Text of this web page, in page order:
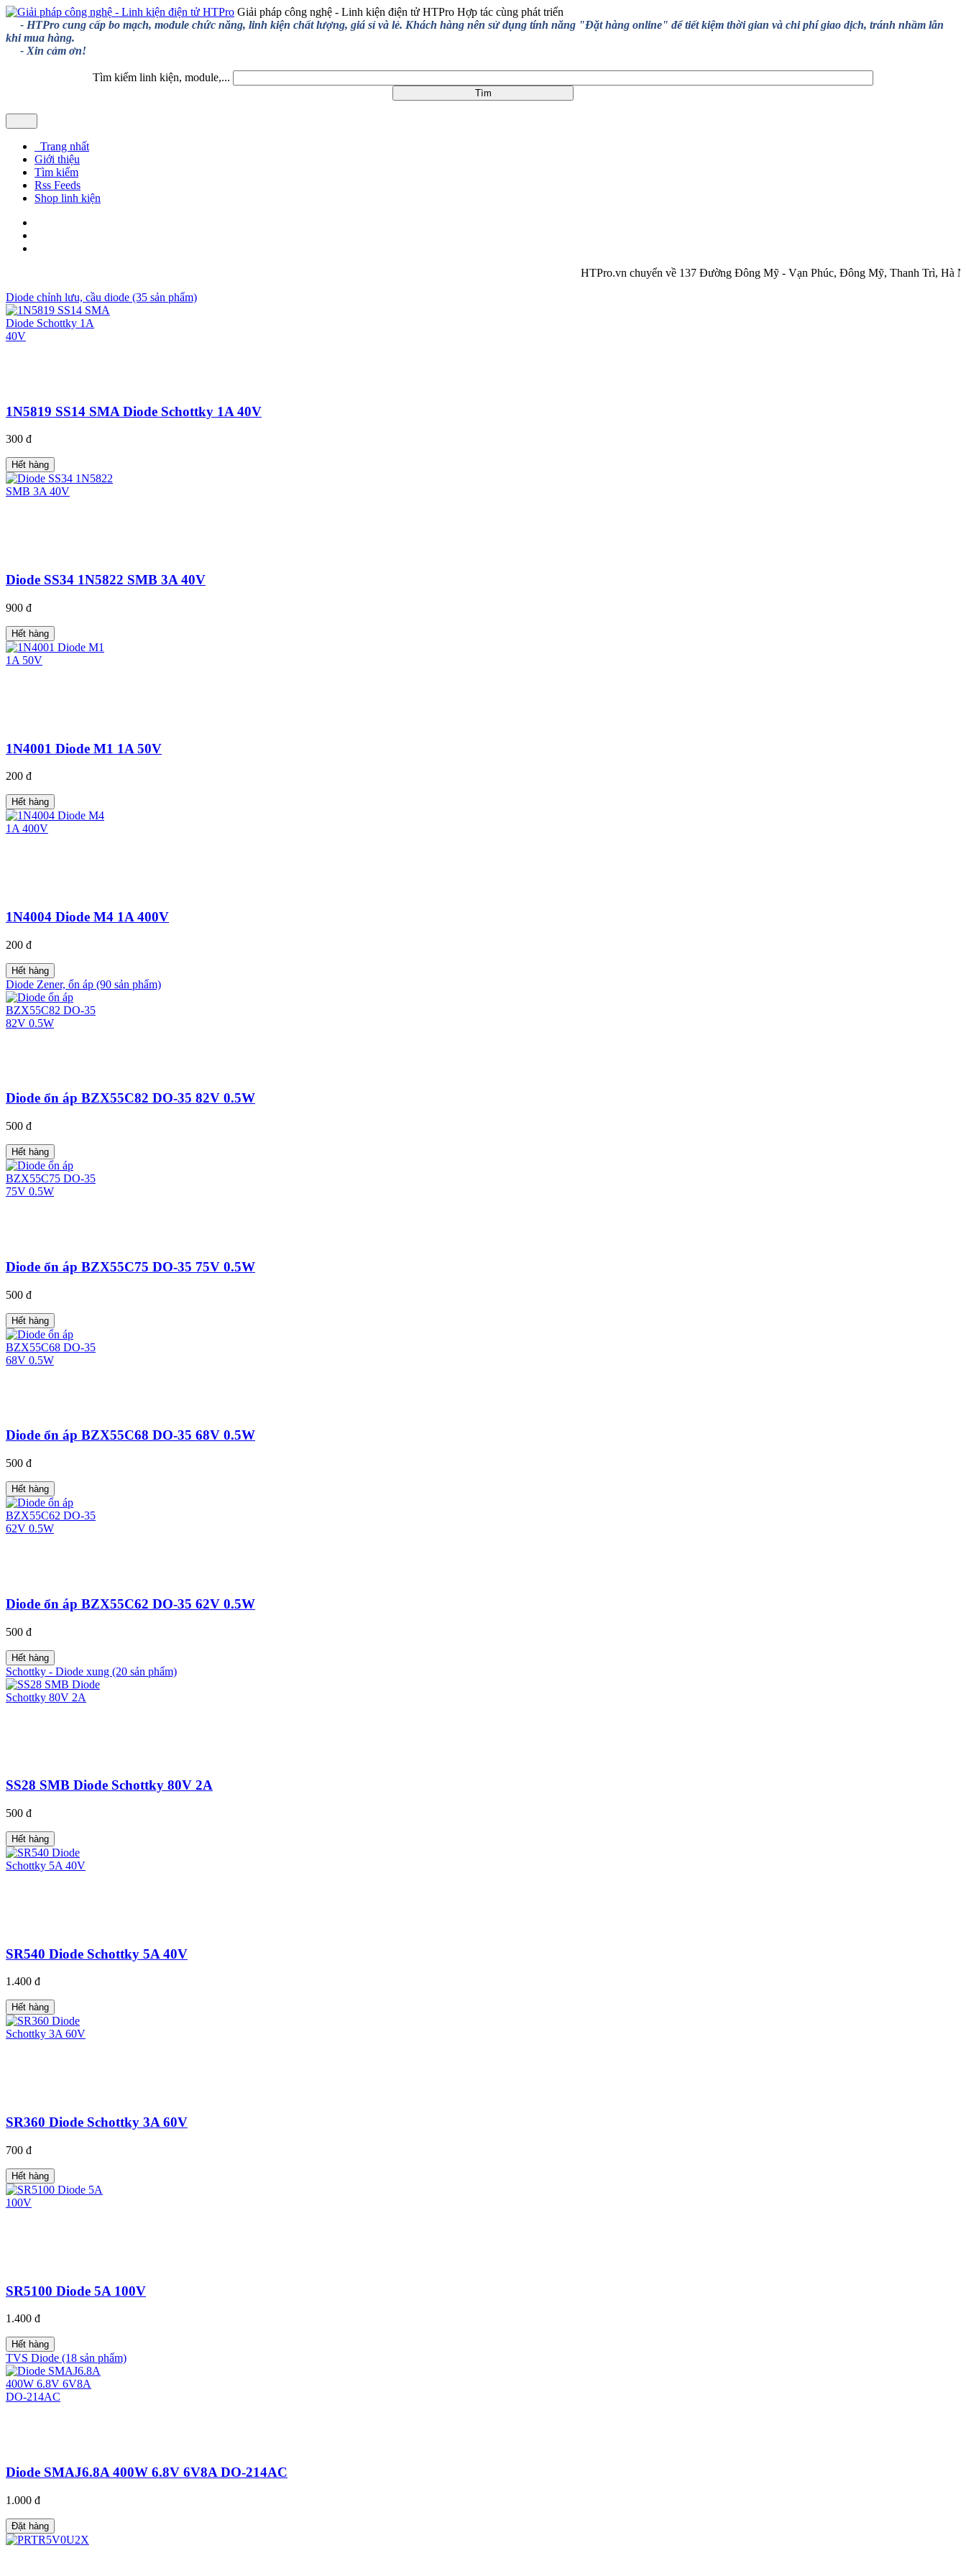
Giải pháp công nghệ - Linh kiện điện tử HTPro Hợp tác cùng phát triển
- HTPro cung cấp bo mạch, module chức năng, linh kiện chất lượng, giá sỉ và lẻ. Khách hàng nên sử dụng tính năng "Đặt hàng online" để tiết kiệm thời gian và chi phí giao dịch, tránh nhầm lẫn
khi mua hàng.
- Xin cảm ơn!
Tìm kiếm linh kiện, module,...
Trang nhất
Giới thiệu
Tìm kiếm
Rss Feeds
Shop linh kiện
HTPro.vn chuyển về 137 Đường Đông Mỹ - Vạn Phúc, Đông Mỹ, Thanh Trì, Hà Nội.
Diode chỉnh lưu, cầu diode (35 sản phẩm)
1N5819 SS14 SMA Diode Schottky 1A 40V
300 đ
Hết hàng
Diode SS34 1N5822 SMB 3A 40V
900 đ
Hết hàng
1N4001 Diode M1 1A 50V
200 đ
Hết hàng
1N4004 Diode M4 1A 400V
200 đ
Hết hàng
Diode Zener, ổn áp (90 sản phẩm)
Diode ổn áp BZX55C82 DO-35 82V 0.5W
500 đ
Hết hàng
Diode ổn áp BZX55C75 DO-35 75V 0.5W
500 đ
Hết hàng
Diode ổn áp BZX55C68 DO-35 68V 0.5W
500 đ
Hết hàng
Diode ổn áp BZX55C62 DO-35 62V 0.5W
500 đ
Hết hàng
Schottky - Diode xung (20 sản phẩm)
SS28 SMB Diode Schottky 80V 2A
500 đ
Hết hàng
SR540 Diode Schottky 5A 40V
1.400 đ
Hết hàng
SR360 Diode Schottky 3A 60V
700 đ
Hết hàng
SR5100 Diode 5A 100V
1.400 đ
Hết hàng
TVS Diode (18 sản phẩm)
Diode SMAJ6.8A 400W 6.8V 6V8A DO-214AC
1.000 đ
Đặt hàng